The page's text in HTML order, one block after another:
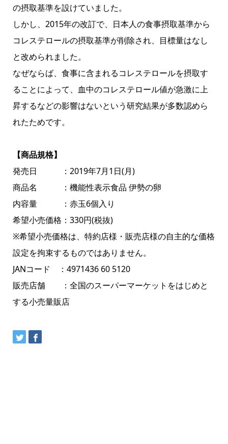
の摂取基準を設けていました。
しかし、2015年の改訂で、日本人の食事摂取基準から
コレステロールの摂取基準が削除され、目標量はなし
と改められました。
なぜならば、食事に含まれるコレステロールを摂取す
ることによって、血中のコレステロール値が急激に上
昇するなどの影響はないという研究結果が多数認めら
れたためです。
【商品規格】
発売日 ：2019年7月1日(月)
商品名 ：機能性表示食品 伊勢の卵
内容量 ：赤玉6個入り
希望小売価格：330円(税抜)
※希望小売価格は、特約店様・販売店様の自主的な価格
設定を拘束するものではありません。
JANコード ：4971436 60 5120
販売店舗 ：全国のスーパーマーケットをはじめと
する小売量販店